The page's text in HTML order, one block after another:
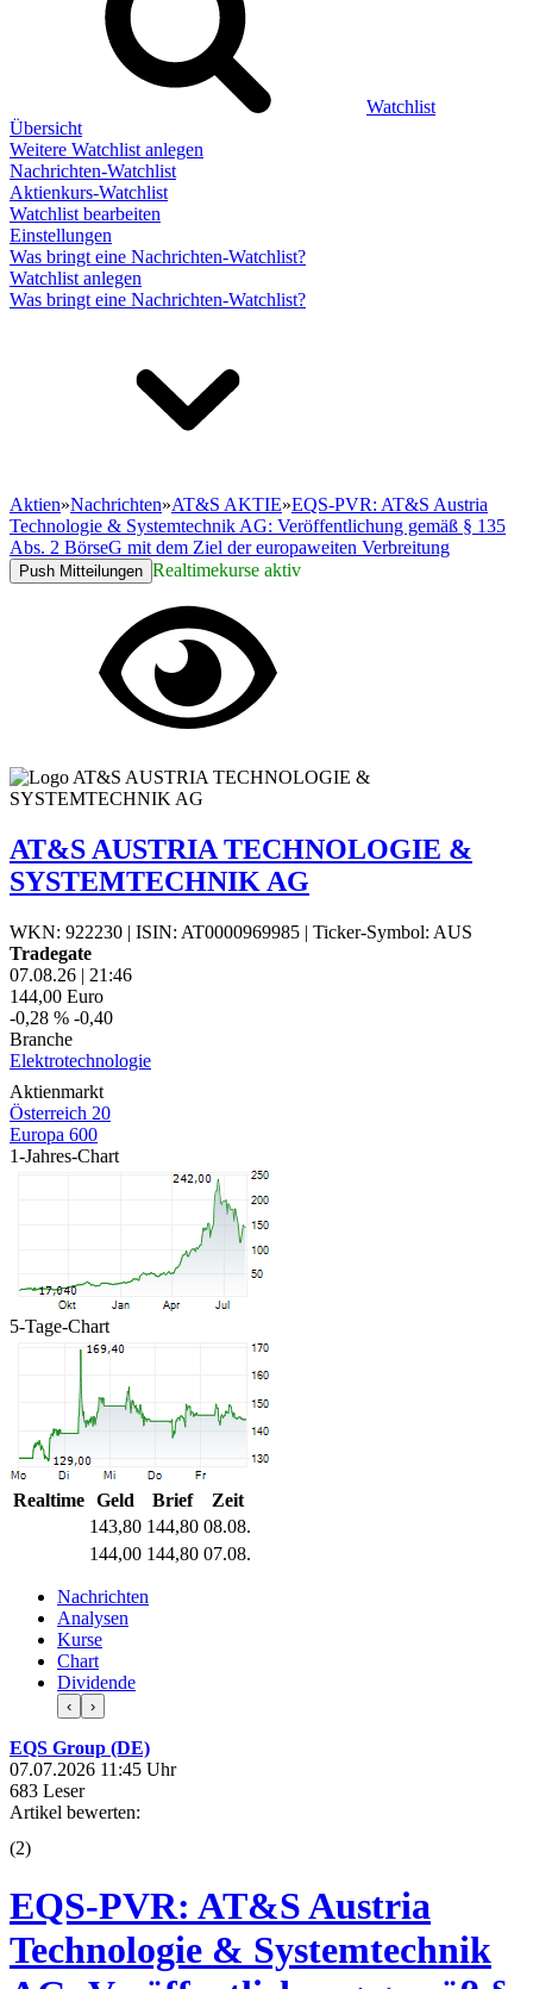
Watchlist
Übersicht
Weitere Watchlist anlegen
Nachrichten-Watchlist
Aktienkurs-Watchlist
Watchlist bearbeiten
Einstellungen
Was bringt eine Nachrichten-Watchlist?
Watchlist anlegen
Was bringt eine Nachrichten-Watchlist?
Aktien»Nachrichten»AT&S AKTIE»EQS-PVR: AT&S Austria
Technologie & Systemtechnik AG: Veröffentlichung gemäß § 135
Abs. 2 BörseG mit dem Ziel der europaweiten Verbreitung
Push Mitteilungen Realtimekurse aktiv
AT&S AUSTRIA TECHNOLOGIE &
SYSTEMTECHNIK AG
WKN: 922230 | ISIN: AT0000969985 | Ticker-Symbol: AUS
Tradegate
07.08.26 | 21:46
144,00 Euro
-0,28 % -0,40
Branche
Elektrotechnologie
Aktienmarkt
Österreich 20
Europa 600
1-Jahres-Chart
5-Tage-Chart
Realtime Geld Brief
Zeit
143,80 144,80 08.08.
144,00 144,80 07.08.
Nachrichten
Analysen
Kurse
Chart
Dividende
‹ ›
EQS Group (DE)
07.07.2026 11:45 Uhr
683 Leser
Artikel bewerten:
(2)
EQS-PVR: AT&S Austria
Technologie & Systemtechnik